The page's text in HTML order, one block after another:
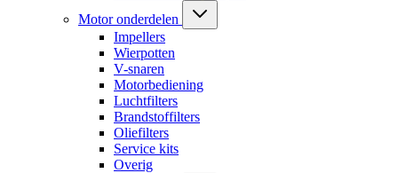
Motor onderdelen
Impellers
Wierpotten
V-snaren
Motorbediening
Luchtfilters
Brandstoffilters
Oliefilters
Service kits
Overig